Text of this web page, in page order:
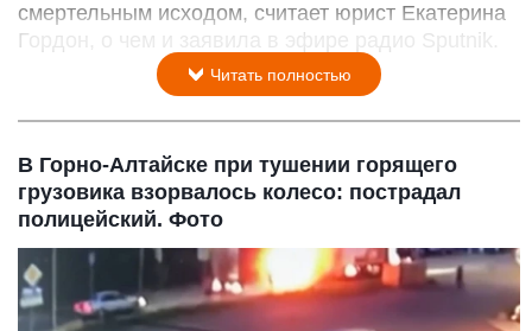
смертельным исходом, считает юрист Екатерина
Гордон, о чем и заявила в эфире радио Sputnik.
Читать полностью
В Горно-Алтайске при тушении горящего
грузовика взорвалось колесо: пострадал
полицейский. Фото